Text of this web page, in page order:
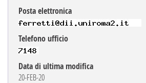
Posta elettronica
Telefono ufficio
Data di ultima modifica
20-FEB-20